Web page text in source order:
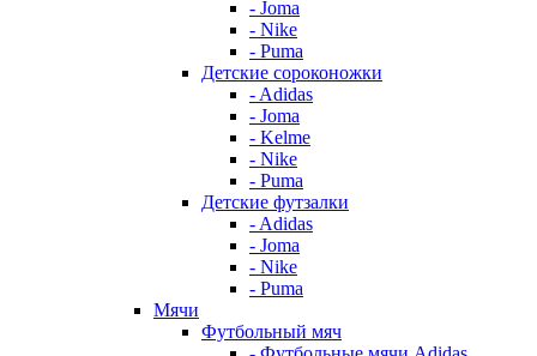
- Joma
- Nike
- Puma
Детские сороконожки
- Adidas
- Joma
- Kelme
- Nike
- Puma
Детские футзалки
- Adidas
- Joma
- Nike
- Puma
Мячи
Футбольный мяч